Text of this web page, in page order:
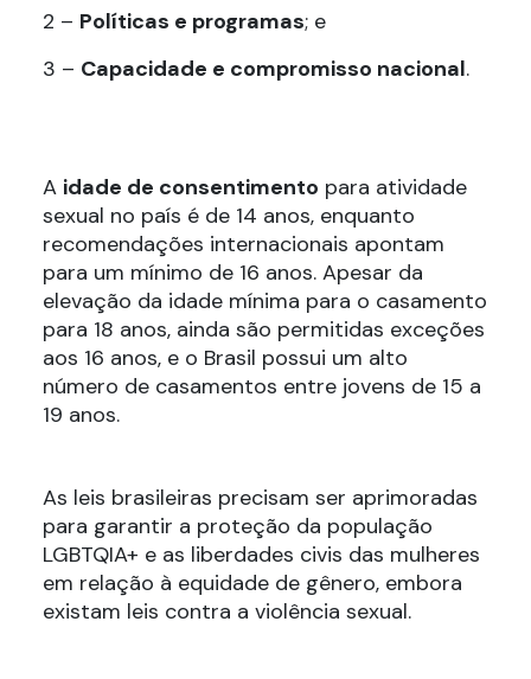
2 – Políticas e programas; e
3 – Capacidade e compromisso nacional.
A idade de consentimento para atividade
sexual no país é de 14 anos, enquanto
recomendações internacionais apontam
para um mínimo de 16 anos. Apesar da
elevação da idade mínima para o casamento
para 18 anos, ainda são permitidas exceções
aos 16 anos, e o Brasil possui um alto
número de casamentos entre jovens de 15 a
19 anos.
As leis brasileiras precisam ser aprimoradas
para garantir a proteção da população
LGBTQIA+ e as liberdades civis das mulheres
em relação à equidade de gênero, embora
existam leis contra a violência sexual.